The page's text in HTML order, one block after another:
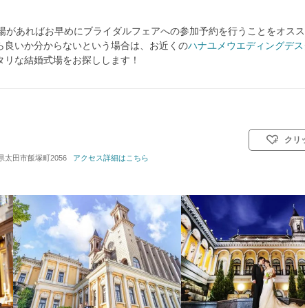
あればお早めにブライダルフェアへの参加予約を行うことをオス
いか分からないという場合は、お近くのハナユメウエディングデス
な結婚式場をお探しします！
: 着席：2名 ～ 200名 挙式スタイル: 教会式(キリスト教式)／神前式／人前式／和装人前式
太田市飯塚町2056 アクセス詳細はこちら
クリ